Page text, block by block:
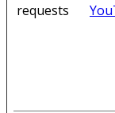
requests